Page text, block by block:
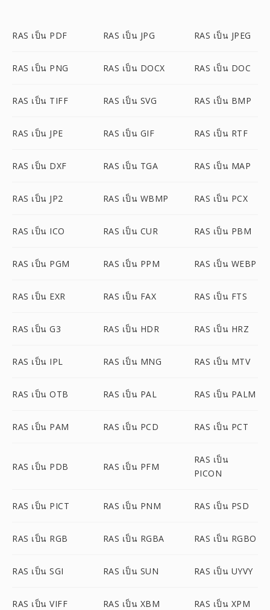
RAS เป็น PDF RAS เป็น JPG RAS เป็น JPEG
RAS เป็น PNG RAS เป็น DOCX RAS เป็น DOC
RAS เป็น TIFF RAS เป็น SVG RAS เป็น BMP
RAS เป็น JPE RAS เป็น GIF RAS เป็น RTF
RAS เป็น DXF RAS เป็น TGA RAS เป็น MAP
RAS เป็น JP2 RAS เป็น WBMP RAS เป็น PCX
RAS เป็น ICO RAS เป็น CUR RAS เป็น PBM
RAS เป็น PGM RAS เป็น PPM RAS เป็น WEBP
RAS เป็น EXR RAS เป็น FAX RAS เป็น FTS
RAS เป็น G3 RAS เป็น HDR RAS เป็น HRZ
RAS เป็น IPL RAS เป็น MNG RAS เป็น MTV
RAS เป็น OTB RAS เป็น PAL RAS เป็น PALM
RAS เป็น PAM RAS เป็น PCD RAS เป็น PCT
RAS เป็น PDB RAS เป็น PFM
RAS เป็น
PICON
RAS เป็น PICT RAS เป็น PNM RAS เป็น PSD
RAS เป็น RGB RAS เป็น RGBA RAS เป็น RGBO
RAS เป็น SGI RAS เป็น SUN RAS เป็น UYVY
RAS เป็น VIFF RAS เป็น XBM RAS เป็น XPM